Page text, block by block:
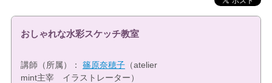
おしゃれな水彩スケッチ教室
講師（所属）： 篠原奈穂子（atelier
mint主宰 イラストレーター）